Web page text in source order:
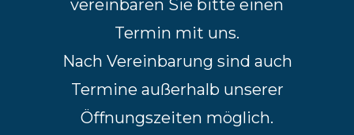
vereinbaren Sie bitte einen
Termin mit uns.
Nach Vereinbarung sind auch
Termine außerhalb unserer
Öffnungszeiten möglich.